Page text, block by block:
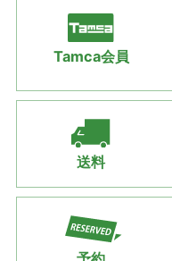
Tamca会員
送料